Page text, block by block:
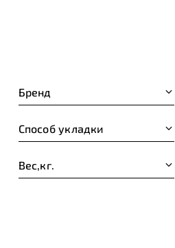
Бренд
Способ укладки
Вес,кг.